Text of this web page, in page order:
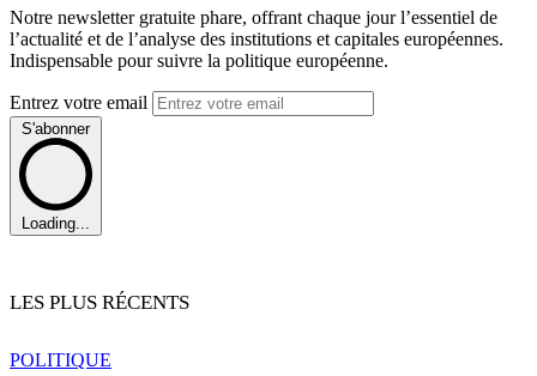
Notre newsletter gratuite phare, offrant chaque jour l’essentiel de
l’actualité et de l’analyse des institutions et capitales européennes.
Indispensable pour suivre la politique européenne.
Entrez votre email
S'abonner
Loading...
LES PLUS RÉCENTS
POLITIQUE